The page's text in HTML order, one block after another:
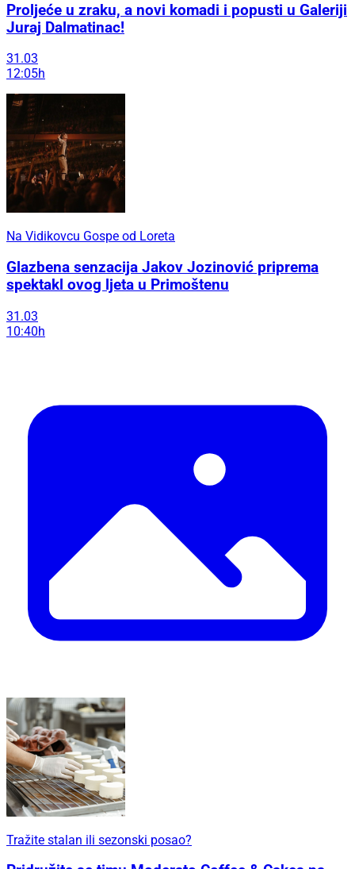
Proljeće u zraku, a novi komadi i popusti u Galeriji
Juraj Dalmatinac!
31.03
12:05h
Na Vidikovcu Gospe od Loreta
Glazbena senzacija Jakov Jozinović priprema
spektakl ovog ljeta u Primoštenu
31.03
10:40h
Tražite stalan ili sezonski posao?